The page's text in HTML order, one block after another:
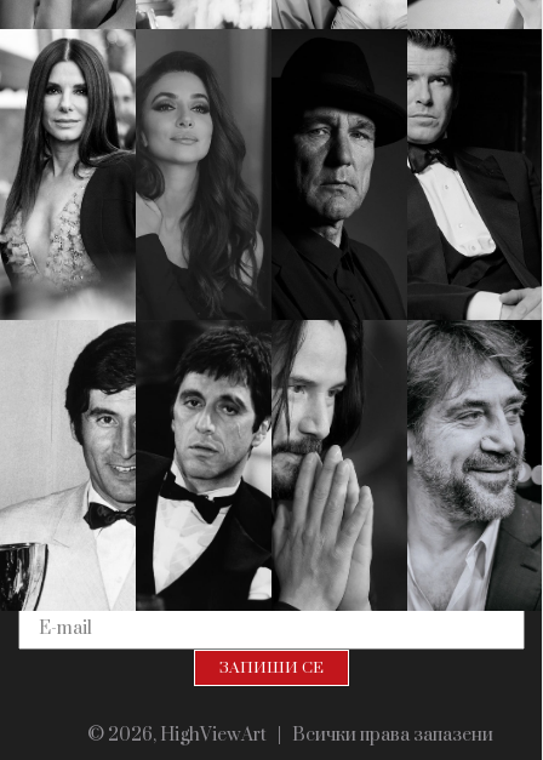
КАТЕГОРИИ
Wine&Dine
Подкасти
Мода
Dialogue
Изкуство
Красота
Цветно
Гурме
Пътувай
Wellness
ползване
За нас
Реклама
Политика за
поверителност
ModerenDom
СЛЕДВАЙТЕ НИ
Facebook Instagram Twitter
Pinterest
YouTube
Spotify Soundcloud
Ако нашият сайт ви харесва, можете да се абонирате за
седмичния ни нюзлетър тук:
© 2026, HighViewArt | Всички права запазени